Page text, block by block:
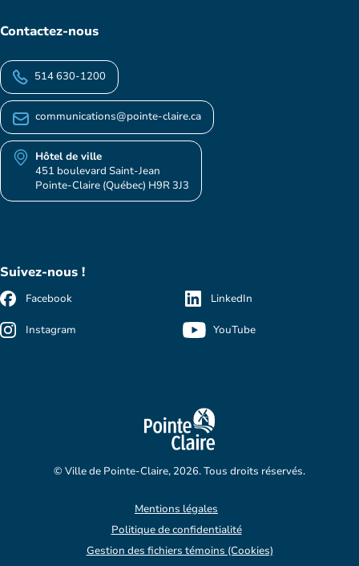
Contactez-nous
514 630-1200
communications@pointe-claire.ca
Hôtel de ville
451 boulevard Saint-Jean
Pointe-Claire (Québec) H9R 3J3
Suivez-nous !
Facebook
Instagram
LinkedIn
YouTube
© Ville de Pointe-Claire, 2026. Tous droits réservés.
Mentions légales
Politique de confidentialité
Gestion des fichiers témoins (Cookies)